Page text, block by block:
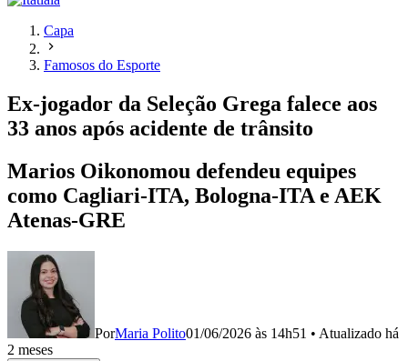
Capa
Famosos do Esporte
Ex-jogador da Seleção Grega falece aos
33 anos após acidente de trânsito
Marios Oikonomou defendeu equipes
como Cagliari-ITA, Bologna-ITA e AEK
Atenas-GRE
PorMaria Polito01/06/2026 às 14h51 • Atualizado há
2 meses